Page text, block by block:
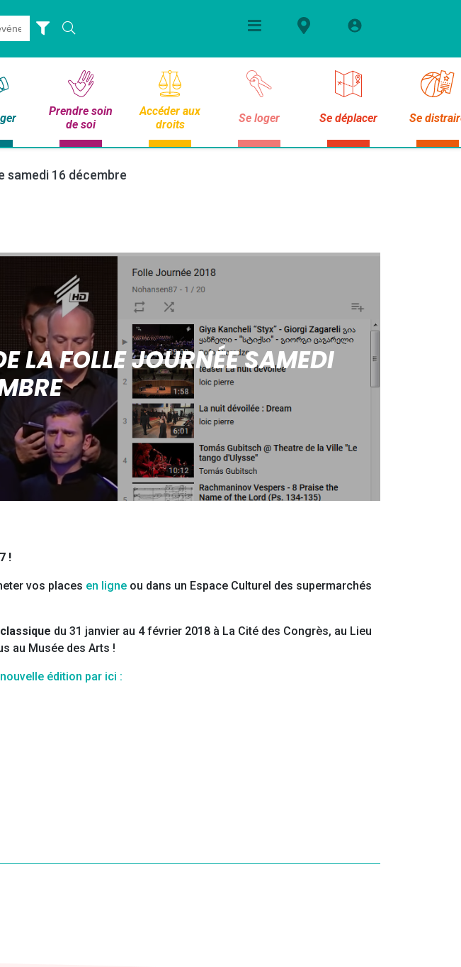
Prendre soin
de soi
Accéder aux
droits
Se loger Se déplacer Se
samedi 16 décembre
LA FOLLE JOURNÉE SAMEDI
!
vos places en ligne ou dans un Espace Culturel des supermarchés
du 31 janvier au 4 février 2018 à La Cité des Congrès, au Lieu
au Musée des Arts !
édition par ici :